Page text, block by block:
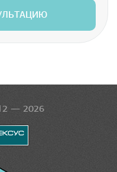
— 2026